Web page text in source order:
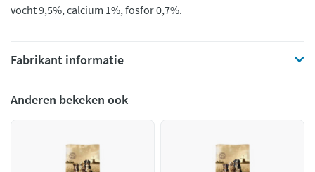
vocht 9,5%, calcium 1%, fosfor 0,7%.
Fabrikant informatie
Anderen bekeken ook